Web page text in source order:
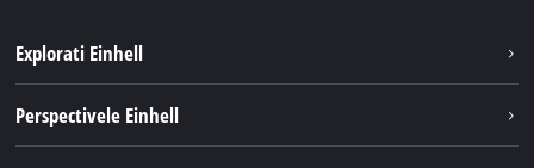
Explorati Einhell
Perspectivele Einhell